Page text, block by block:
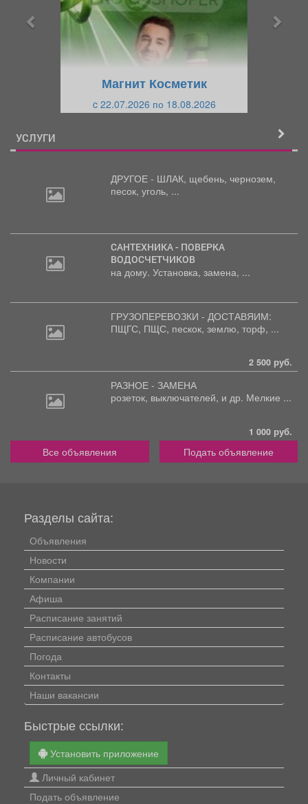
Магнит Косметик
c 22.07.2026 по 18.08.2026
УСЛУГИ
ДРУГОЕ - ШЛАК, щебень, чернозем,
песок, уголь, ...
САНТЕХНИКА - ПОВЕРКА
ВОДОСЧЕТЧИКОВ
на дому. Установка, замена, ...
ГРУЗОПЕРЕВОЗКИ - ДОСТАВЯИМ:
ПЩГС, ПЩС, пескок, землю, торф, ...
2 500 руб.
РАЗНОЕ - ЗАМЕНА
розеток, выключателей, и др. Мелкие ...
1 000 руб.
Все объявления Подать объявление
Разделы сайта:
Объявления
Новости
Компании
Афиша
Расписание занятий
Расписание автобусов
Погода
Контакты
Наши вакансии
Быстрые ссылки:
Установить приложение
Личный кабинет
Подать объявление